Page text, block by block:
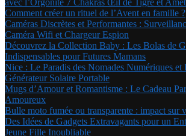
avec l’Orgonite 7 Chakras Œil de Tigre et
Comment créer un rituel de l’Avent en famille ?
Caméras Discrètes et Performantes :
Caméra Wifi et Chargeur Espion
Découvrez la Collection Baby : Les Bolas de
Indispensables pour Futures Mamans
Nice : Le Paradis des Nomades Numériques et
Générateur Solaire Portable
Mugs d’Amour et Romantisme : Le Cadeau
Amoureux
Bulle moto fumée ou transparente : impact sur
Des Idées de Gadgets Extravagants pour un
Jeune Fille Inoubliable